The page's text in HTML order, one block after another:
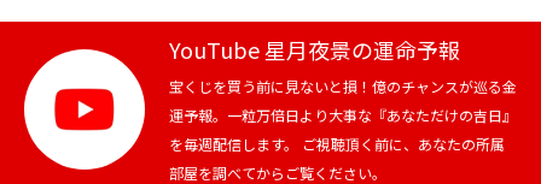
テニス
スポーツ
競馬
YouTube 星月夜景の運命予報
宝くじを買う前に見ないと損！億のチャンスが巡る金
運予報。一粒万倍日より大事な『あなただけの吉日』
を毎週配信します。 ご視聴頂く前に、あなたの所属
部屋を調べてからご覧ください。